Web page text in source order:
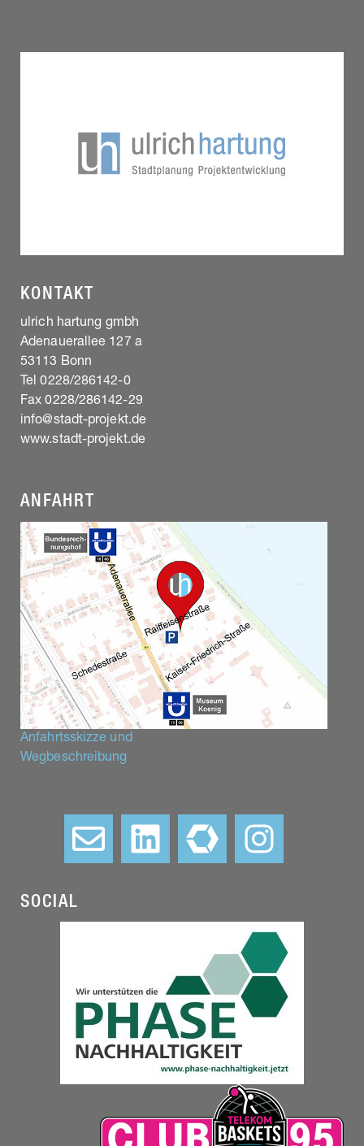
KONTAKT
ulrich hartung gmbh
Adenauerallee 127 a
53113 Bonn
Tel 0228/286142-0
Fax 0228/286142-29
info@stadt-projekt.de
www.stadt-projekt.de
ANFAHRT
Anfahrtsskizze und
Wegbeschreibung
SOCIAL